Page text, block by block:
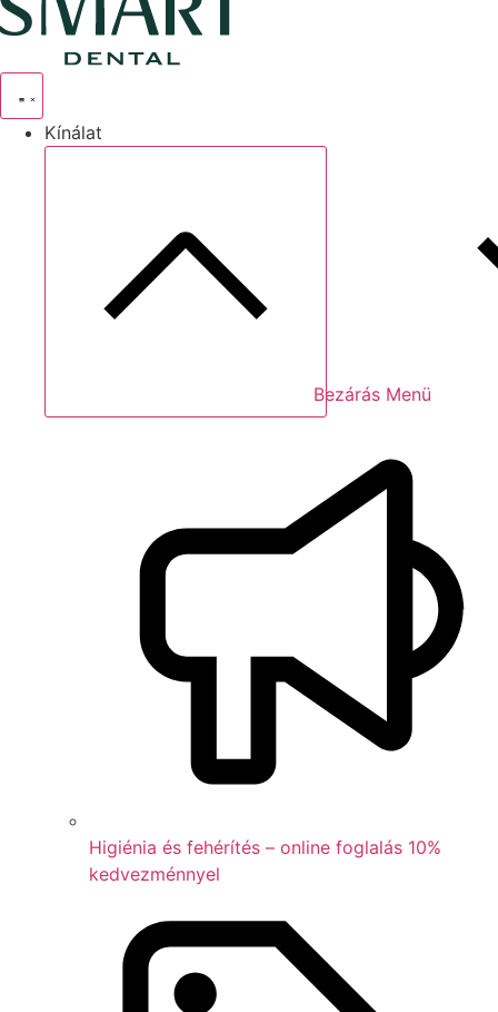
Kínálat
Bezárás Menü
Higiénia és fehérítés – online foglalás 10%
kedvezménnyel